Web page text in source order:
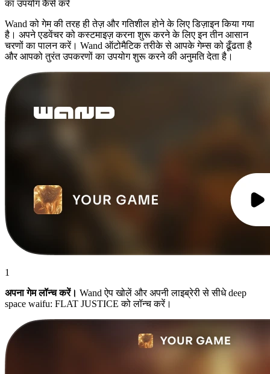
का उपयोग कैसे करें
Wand को गेम की तरह ही तेज़ और गतिशील होने के लिए डिज़ाइन किया गया
है। अपने एडवेंचर को कस्टमाइज़ करना शुरू करने के लिए इन तीन आसान
चरणों का पालन करें। Wand ऑटोमैटिक तरीके से आपके गेम्स को ढूँढता है
और आपको तुरंत उपकरणों का उपयोग शुरू करने की अनुमति देता है।
1
अपना गेम लॉन्च करें। Wand ऐप खोलें और अपनी लाइब्रेरी से सीधे deep
space waifu: FLAT JUSTICE को लॉन्च करें।